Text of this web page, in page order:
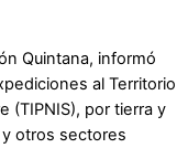
Quintana, informó
al Territorio
(TIPNIS), por tierra y
otros sectores